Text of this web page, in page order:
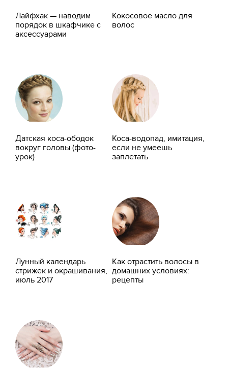
Лайфхак — наводим
порядок в шкафчике с
аксессуарами
Кокосовое масло для
волос
Датская коса-ободок
вокруг головы (фото-
урок)
Коса-водопад, имитация,
если не умеешь
заплетать
Лунный календарь
стрижек и окрашивания,
июль 2017
Как отрастить волосы в
домашних условиях:
рецепты